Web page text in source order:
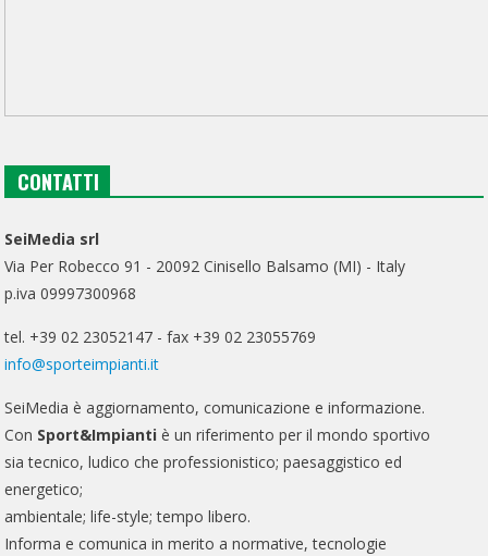
CONTATTI
SeiMedia srl
Via Per Robecco 91 - 20092 Cinisello Balsamo (MI) - Italy
p.iva 09997300968
tel. +39 02 23052147 - fax +39 02 23055769
info@sporteimpianti.it
SeiMedia è aggiornamento, comunicazione e informazione.
Con Sport&Impianti è un riferimento per il mondo sportivo
sia tecnico, ludico che professionistico; paesaggistico ed
energetico;
ambientale; life-style; tempo libero.
Informa e comunica in merito a normative, tecnologie